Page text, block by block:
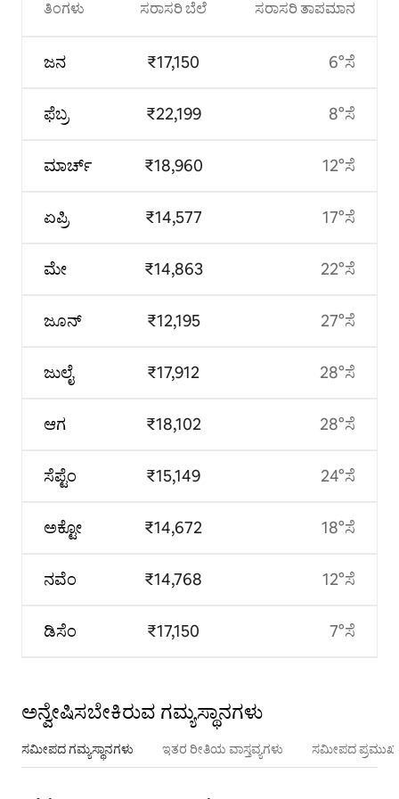
ತಿಂಗಳು
ಜನ
ಫೆಬ್ರ
ಮಾರ್ಚ್
ಏಪ್ರಿ
ಮೇ
ಜೂನ್
ಜುಲೈ
ಆಗ
ಸೆಪ್ಟೆಂ
ಅಕ್ಟೋ
ನವೆಂ
ಡಿಸೆಂ
ಸರಾಸರಿ ಬೆಲೆ
₹17,150
₹22,199
₹18,960
₹14,577
₹14,863
₹12,195
₹17,912
₹18,102
₹15,149
₹14,672
₹14,768
₹17,150
ಸರಾಸರಿ ತಾಪಮಾನ
6°ಸೆ
8°ಸೆ
12°ಸೆ
17°ಸೆ
22°ಸೆ
27°ಸೆ
28°ಸೆ
28°ಸೆ
24°ಸೆ
18°ಸೆ
12°ಸೆ
7°ಸೆ
ಅನ್ವೇಷಿಸಬೇಕಿರುವ ಗಮ್ಯಸ್ಥಾನಗಳು
ಸಮೀಪದ ಗಮ್ಯಸ್ಥಾನಗಳು ಇತರ ರೀತಿಯ ವಾಸ್ತವ್ಯಗಳು ಸಮೀಪದ ಪ್ರಮುಖ